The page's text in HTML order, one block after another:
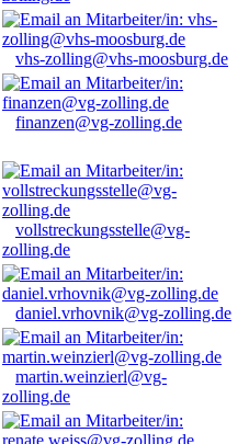
vhs-zolling@vhs-moosburg.de
finanzen@vg-zolling.de
vollstreckungsstelle@vg-
zolling.de
daniel.vrhovnik@vg-zolling.de
martin.weinzierl@vg-
zolling.de